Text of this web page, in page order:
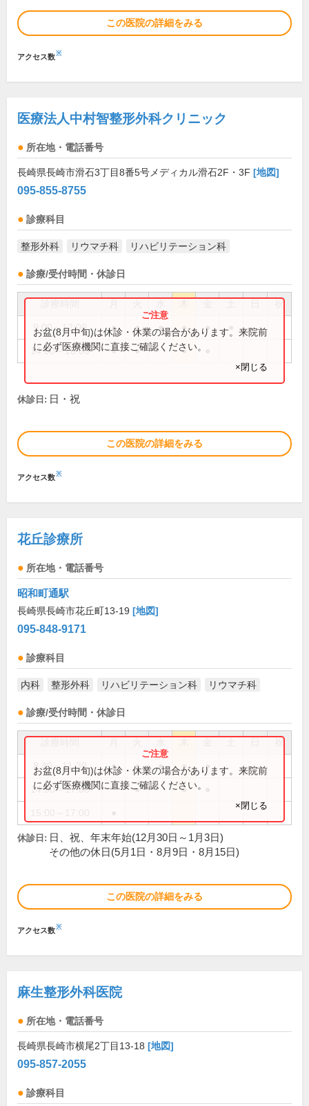
この医院の詳細をみる
アクセス数※
医療法人中村智整形外科クリニック
所在地・電話番号
長崎県長崎市滑石3丁目8番5号メディカル滑石2F・3F [地図]
095-855-8755
診療科目
整形外科 リウマチ科 リハビリテーション科
診療/受付時間・休診日
祝
9:00～12:00 ● ● ● ● ●
14:00～18:00 ● ● ●
お盆(8月中旬)は休診・休業の場合があります。来院前
に必ず医療機関に直接ご確認ください。
×閉じる
休診日: 日・祝
この医院の詳細をみる
アクセス数※
花丘診療所
所在地・電話番号
昭和町通駅
長崎県長崎市花丘町13-19 [地図]
095-848-9171
診療科目
内科 整形外科 リハビリテーション科 リウマチ科
診療/受付時間・休診日
祝
8:40～11:30 ● ● ● ● ●
14:00～17:00 ● ●
お盆(8月中旬)は休診・休業の場合があります。来院前
に必ず医療機関に直接ご確認ください。
×閉じる
休診日: 日、祝、年末年始(12月30日～1月3日)
その他の休日(5月1日・8月9日・8月15日)
この医院の詳細をみる
アクセス数※
麻生整形外科医院
所在地・電話番号
長崎県長崎市横尾2丁目13-18 [地図]
095-857-2055
診療科目